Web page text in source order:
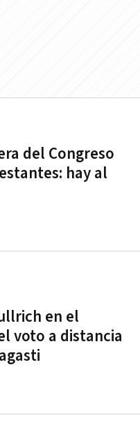
del Congreso
hay al
en el
voto a distancia